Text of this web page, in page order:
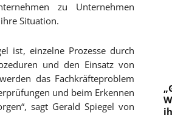
zu Unternehmen
Situation.
ist, einzelne Prozesse durch
und den Einsatz von
das Fachkräfteproblem
und beim Erkennen
sagt Gerald Spiegel von
„